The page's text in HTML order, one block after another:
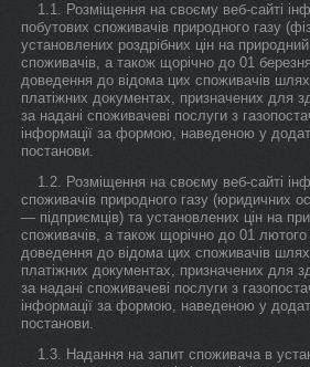
1.1. Розміщення на своєму веб-сайті
побутових споживачів природного газу
установлених роздрібних цін на
споживачів, а також щорічно до 01
доведення до відома цих споживачів
платіжних документах, призначених для
за надані споживачеві послуги з
інформації за формою, наведеною у
постанови.
1.2. Розміщення на своєму веб-сайті
споживачів природного газу (юридичних
— підприємців) та установлених цін на
споживачів, а також щорічно до 01 лютого
доведення до відома цих споживачів
платіжних документах, призначених для
за надані споживачеві послуги з
інформації за формою, наведеною у
постанови.
1.3. Надання на запит споживача в